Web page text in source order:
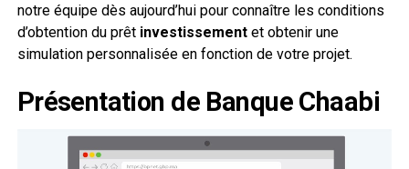
notre équipe dès aujourd’hui pour connaître les conditions
d’obtention du prêt investissementet obtenir une
simulation personnalisée en fonction de votre projet.
Présentation de Banque Chaabi